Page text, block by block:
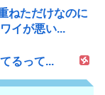
ねただけなのに
イが悪い...
るって...